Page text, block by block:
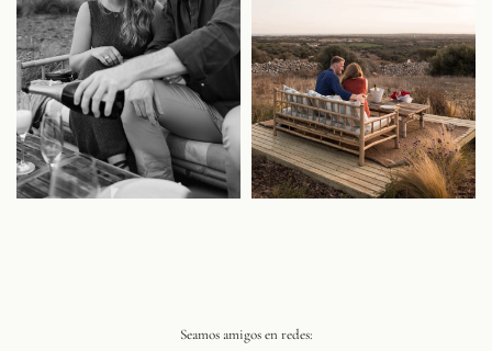
Seamos amigos en redes: